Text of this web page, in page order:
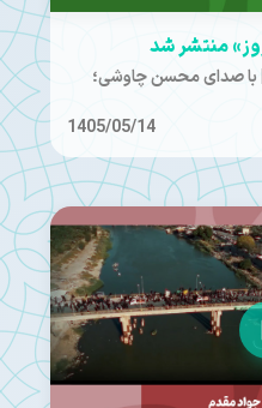
منتشر شد
با صدای محسن چاوشی؛
1405/05/14